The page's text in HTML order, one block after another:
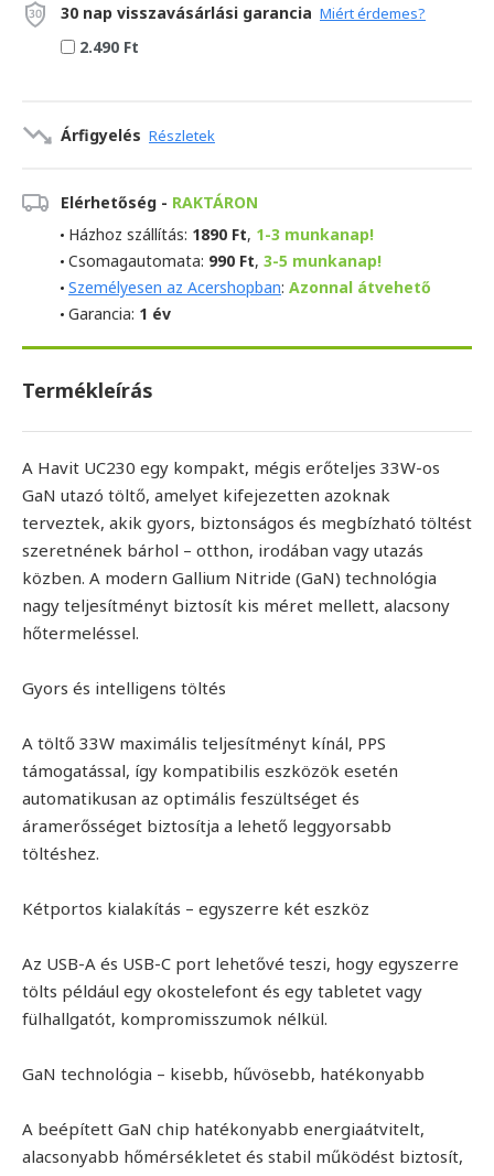
30 nap visszavásárlási garancia Miért érdemes?
2.490 Ft
Árfigyelés Részletek
Elérhetőség - RAKTÁRON
Házhoz szállítás: 1890 Ft, 1-3 munkanap!
Csomagautomata: 990 Ft, 3-5 munkanap!
Személyesen az Acershopban: Azonnal átvehető
Garancia: 1 év
Termékleírás
A Havit UC230 egy kompakt, mégis erőteljes 33W-os
GaN utazó töltő, amelyet kifejezetten azoknak
terveztek, akik gyors, biztonságos és megbízható töltést
szeretnének bárhol – otthon, irodában vagy utazás
közben. A modern Gallium Nitride (GaN) technológia
nagy teljesítményt biztosít kis méret mellett, alacsony
hőtermeléssel.
Gyors és intelligens töltés
A töltő 33W maximális teljesítményt kínál, PPS
támogatással, így kompatibilis eszközök esetén
automatikusan az optimális feszültséget és
áramerősséget biztosítja a lehető leggyorsabb
töltéshez.
Kétportos kialakítás – egyszerre két eszköz
Az USB-A és USB-C port lehetővé teszi, hogy egyszerre
tölts például egy okostelefont és egy tabletet vagy
fülhallgatót, kompromisszumok nélkül.
GaN technológia – kisebb, hűvösebb, hatékonyabb
A beépített GaN chip hatékonyabb energiaátvitelt,
alacsonyabb hőmérsékletet és stabil működést biztosít,